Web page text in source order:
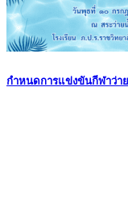
กำหนดการแข่งขันกีฬาว่า